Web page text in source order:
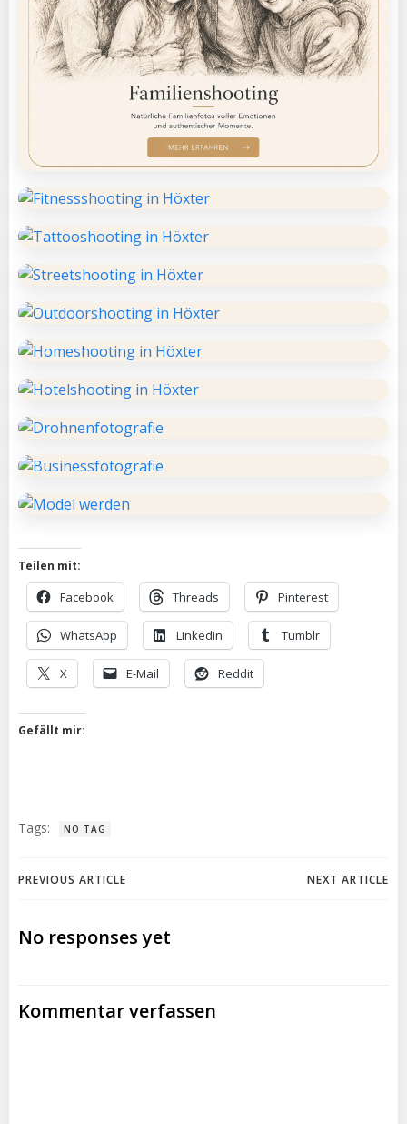
Teilen mit:
Facebook Threads Pinterest
WhatsApp LinkedIn Tumblr
X E-Mail Reddit
Gefällt mir:
Tags: NO TAG
Post
navigation
PREVIOUS ARTICLE NEXT ARTICLE
No responses yet
Kommentar verfassen